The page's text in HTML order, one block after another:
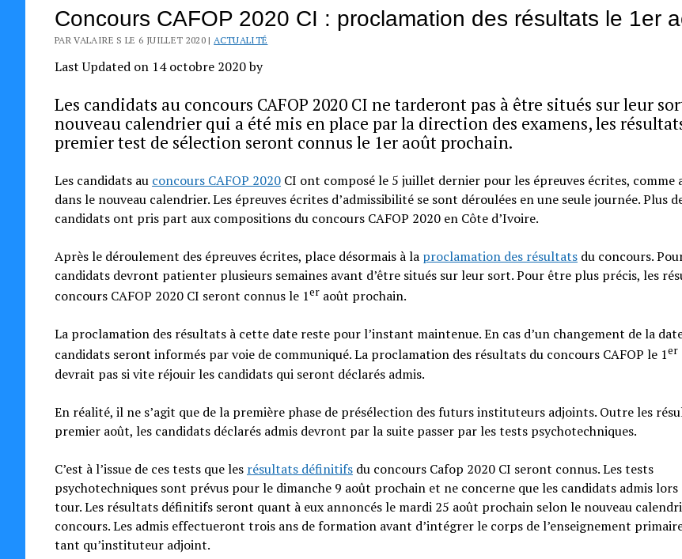
Concours CAFOP 2020 CI : proclamation des résultats le 1er
PAR VALAIRE S LE 6 JUILLET 2020 |ACTUALITÉ
Last Updated on 14 octobre 2020 by
Les candidats au concours CAFOP 2020 CI ne tarderont pas à être situés sur leur
nouveau calendrier qui a été mis en place par la direction des examens, les
premier test de sélection seront connus le 1er août prochain.
Les candidats au concours CAFOP 2020CI ont composé le 5 juillet dernier pour les épreuves écrites, comme
dans le nouveau calendrier. Les épreuves écrites d’admissibilité se sont déroulées en une seule journée. Plus
candidats ont pris part aux compositions du concours CAFOP 2020 en Côte d’Ivoire.
Après le déroulement des épreuves écrites, place désormais à la proclamation des résultatsdu concours.
candidats devront patienter plusieurs semaines avant d’être situés sur leur sort. Pour être plus précis, les
concours CAFOP 2020 CI seront connus le 1eraoût prochain.
La proclamation des résultats à cette date reste pour l’instant maintenue. En cas d’un changement de la
candidats seront informés par voie de communiqué. La proclamation des résultats du concours CAFOP le 1er
devrait pas si vite réjouir les candidats qui seront déclarés admis.
En réalité, il ne s’agit que de la première phase de présélection des futurs instituteurs adjoints. Outre les
premier août, les candidats déclarés admis devront par la suite passer par les tests psychotechniques.
C’est à l’issue de ces tests que les résultats définitifsdu concours Cafop 2020 CI seront connus. Les tests
psychotechniques sont prévus pour le dimanche 9 août prochain et ne concerne que les candidats admis
tour. Les résultats définitifs seront quant à eux annoncés le mardi 25 août prochain selon le nouveau
concours. Les admis effectueront trois ans de formation avant d’intégrer le corps de l’enseignement
tant qu’instituteur adjoint.